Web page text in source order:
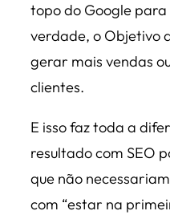
topo do Google para
verdade, o Objetivo
gerar mais vendas
clientes.
E isso faz toda a
resultado com SEO
que não
com “estar na